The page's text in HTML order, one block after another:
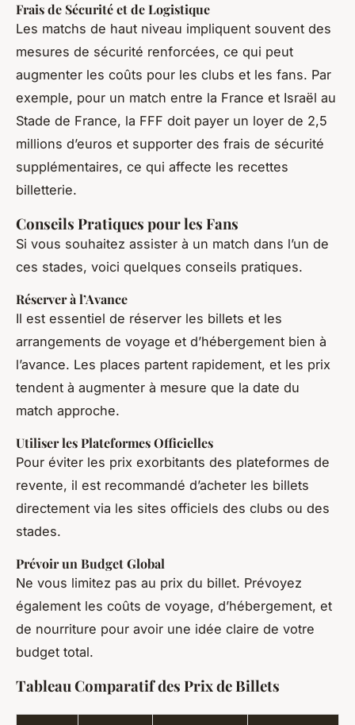
Frais de Sécurité et de Logistique
Les matchs de haut niveau impliquent souvent des
mesures de sécurité renforcées, ce qui peut
augmenter les coûts pour les clubs et les fans. Par
exemple, pour un match entre la France et Israël au
Stade de France, la FFF doit payer un loyer de 2,5
millions d’euros et supporter des frais de sécurité
supplémentaires, ce qui affecte les recettes
billetterie.
Conseils Pratiques pour les Fans
Si vous souhaitez assister à un match dans l’un de
ces stades, voici quelques conseils pratiques.
Réserver à l’Avance
Il est essentiel de réserver les billets et les
arrangements de voyage et d’hébergement bien à
l’avance. Les places partent rapidement, et les prix
tendent à augmenter à mesure que la date du
match approche.
Utiliser les Plateformes Officielles
Pour éviter les prix exorbitants des plateformes de
revente, il est recommandé d’acheter les billets
directement via les sites officiels des clubs ou des
stades.
Prévoir un Budget Global
Ne vous limitez pas au prix du billet. Prévoyez
également les coûts de voyage, d’hébergement, et
de nourriture pour avoir une idée claire de votre
budget total.
Tableau Comparatif des Prix de Billets